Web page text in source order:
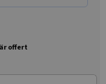
offert